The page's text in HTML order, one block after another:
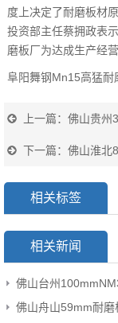
度上决定了耐磨板材
投资部主任蔡拥政表
磨板厂为达成生产经
阜阳舞钢Mn15高猛耐
上一篇：佛山贵州
下一篇：佛山淮北
相关标签
相关新闻
佛山舟山59mm耐磨